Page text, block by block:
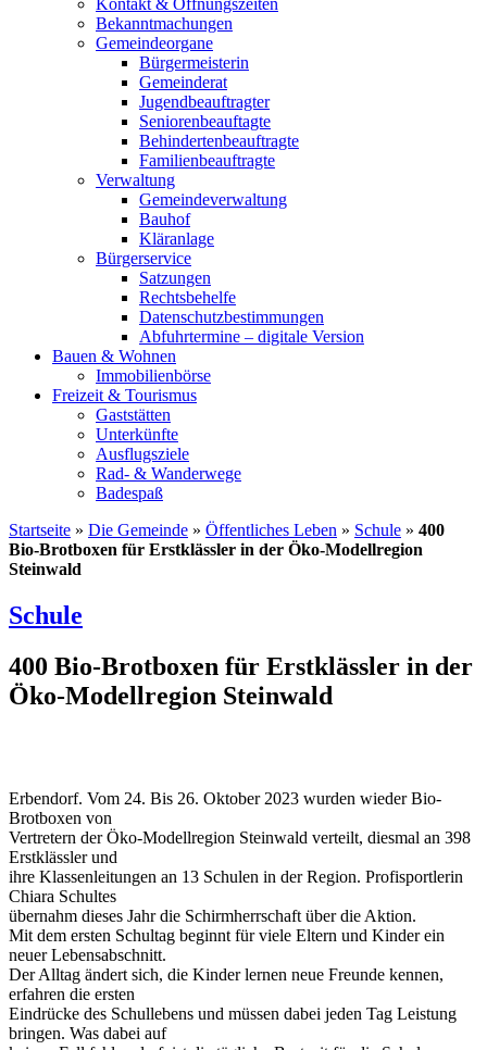
Kontakt & Öffnungszeiten
Bekanntmachungen
Gemeindeorgane
Bürgermeisterin
Gemeinderat
Jugendbeauftragter
Seniorenbeauftagte
Behindertenbeauftragte
Familienbeauftragte
Verwaltung
Gemeindeverwaltung
Bauhof
Kläranlage
Bürgerservice
Satzungen
Rechtsbehelfe
Datenschutzbestimmungen
Abfuhrtermine – digitale Version
Bauen & Wohnen
Immobilienbörse
Freizeit & Tourismus
Gaststätten
Unterkünfte
Ausflugsziele
Rad- & Wanderwege
Badespaß
Startseite » Die Gemeinde » Öffentliches Leben » Schule » 400
Bio-Brotboxen für Erstklässler in der Öko-Modellregion
Steinwald
Schule
400 Bio-Brotboxen für Erstklässler in der
Öko-Modellregion Steinwald
Erbendorf. Vom 24. Bis 26. Oktober 2023 wurden wieder Bio-
Brotboxen von
Vertretern der Öko-Modellregion Steinwald verteilt, diesmal an 398
Erstklässler und
ihre Klassenleitungen an 13 Schulen in der Region. Profisportlerin
Chiara Schultes
übernahm dieses Jahr die Schirmherrschaft über die Aktion.
Mit dem ersten Schultag beginnt für viele Eltern und Kinder ein
neuer Lebensabschnitt.
Der Alltag ändert sich, die Kinder lernen neue Freunde kennen,
erfahren die ersten
Eindrücke des Schullebens und müssen dabei jeden Tag Leistung
bringen. Was dabei auf